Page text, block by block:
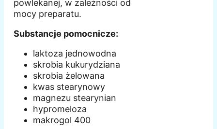
powlekanej, w zależności od
mocy preparatu.
Substancje pomocnicze:
laktoza jednowodna
skrobia kukurydziana
skrobia żelowana
kwas stearynowy
magnezu stearynian
hypromeloza
makrogol 400